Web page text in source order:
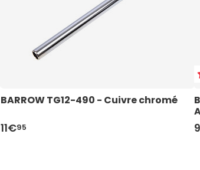
BARROW TG12-490 - Cuivre chromé
11€95